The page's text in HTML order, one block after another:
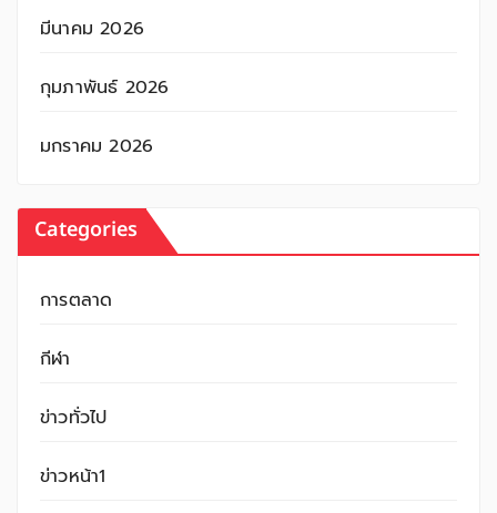
มีนาคม 2026
กุมภาพันธ์ 2026
มกราคม 2026
Categories
การตลาด
กีฬา
ข่าวทั่วไป
ข่าวหน้า1